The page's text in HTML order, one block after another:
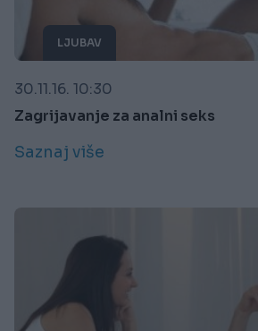
LJUBAV
30.11.16. 10:30
Zagrijavanje za analni seks
Saznaj više